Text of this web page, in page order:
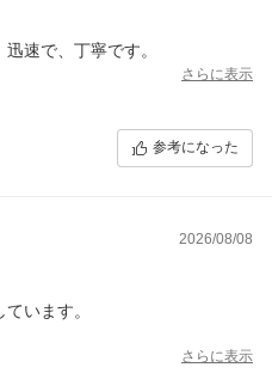
速で、丁寧です。
さらに表示
参考になった
2026/08/08
います。
さらに表示